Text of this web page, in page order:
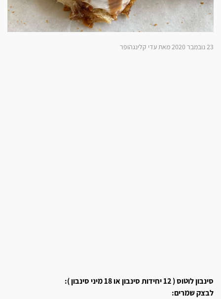
23 נובמבר 2020 מאת עדי קלינגהופר
סינבון לוטוס ( 12 יחידות סינבון או 18 מיני סינבון ):
לבצק שמרים: